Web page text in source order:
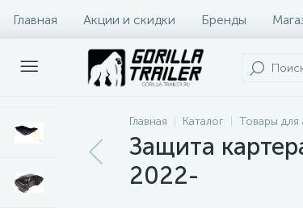
Главная Акции и скидки Бренды
Оплата и доставка Контакты
Главная Каталог Товары
Защита
2022-